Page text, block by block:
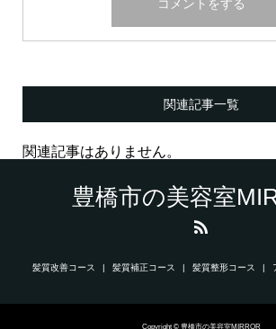
関連記事一覧
関連記事はありません。
豊橋市の美容室
髪質改善コース 髪質補正コース 髪質整形コース
Copyright © 豊橋市の美容室MIRROR